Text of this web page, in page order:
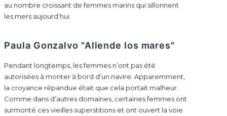
au nombre croissant de femmes marins qui sillonnent
les mers aujourd’hui.
Paula Gonzalvo "Allende los mares"
Pendant longtemps, les femmes n’ont pas été
autorisées à monter à bord d’un navire. Apparemment,
la croyance répandue était que cela portait malheur.
Comme dans d’autres domaines, certaines femmes ont
surmonté ces vieilles superstitions et ont ouvert la voie